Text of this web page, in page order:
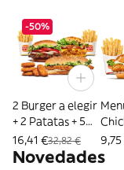
-50%
2 Burger a elegir
+ 2 Patatas + 5
Nuggets
16,41 €32,82 €
Novedades